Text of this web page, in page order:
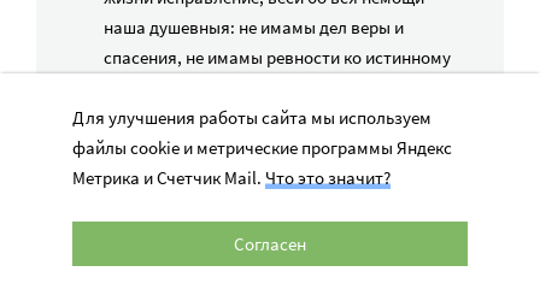
наша душевныя: не имамы дел веры и
спасения, не имамы ревности ко истинному
погибельных страстех, растлехом сердца во
гнусных похотех. Что убо чаем, и на что
надеемся неключимии, разоривше храмины
молитвенно руце твои ко Господу и умоли
Спасителя рода человеческаго коснутися
Для улучшения работы сайта мы используем
файлы cookie и метрические программы Яндекс
Метрика и Счетчик Mail. Что это значит?
Согласен